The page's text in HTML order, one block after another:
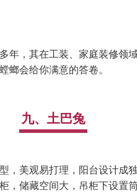
年，其在工装、家庭装修领
螂会给你满意的答卷。
九、土巴兔
，美观易打理，阳台设计成
，储藏空间大，吊柜下设置